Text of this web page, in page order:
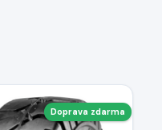
Doprava zdarma